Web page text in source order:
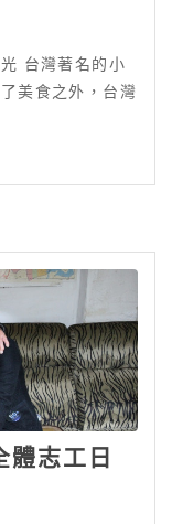
台灣著名的小
美食之外，台灣
志工日